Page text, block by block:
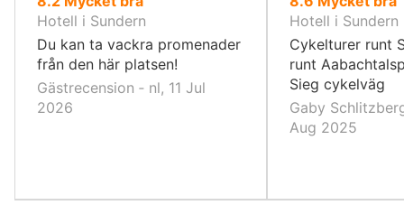
10,
Hotell i Sundern
Du kan ta vackra promenader
från den här platsen!
Gästrecension ‐ nl, 11 Jul
2026
10,
Hotell i Sundern
Cykelturer runt
runt
Sieg cykelväg
Gaby
Aug 2025